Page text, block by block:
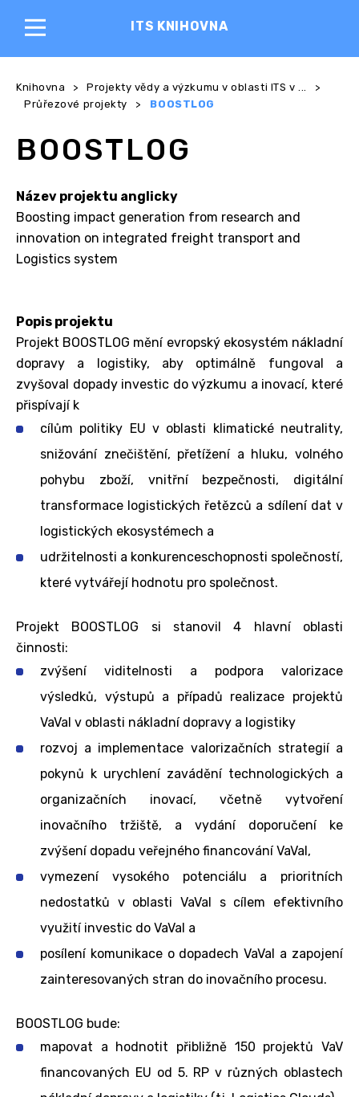
ITS KNIHOVNA
Knihovna > Projekty vědy a výzkumu v oblasti ITS v ...
>
Průřezové projekty
> BOOSTLOG
BOOSTLOG
Název projektu anglicky
Boosting impact generation from research and
innovation on integrated freight transport and
Logistics system
Popis projektu
Projekt BOOSTLOG mění evropský ekosystém nákladní
dopravy a logistiky, aby optimálně fungoval a
zvyšoval dopady investic do výzkumu a inovací, které
přispívají k
cílům politiky EU v oblasti klimatické neutrality,
snižování znečištění, přetížení a hluku, volného
pohybu zboží, vnitřní bezpečnosti, digitální
transformace logistických řetězců a sdílení dat v
logistických ekosystémech a
udržitelnosti a konkurenceschopnosti společností,
které vytvářejí hodnotu pro společnost.
Projekt BOOSTLOG si stanovil 4 hlavní oblasti
činnosti:
zvýšení viditelnosti a podpora valorizace
výsledků, výstupů a případů realizace projektů
VaVaI v oblasti nákladní dopravy a logistiky
rozvoj a implementace valorizačních strategií a
pokynů k urychlení zavádění technologických a
organizačních inovací, včetně vytvoření
inovačního tržiště, a vydání doporučení ke
zvýšení dopadu veřejného financování VaVaI,
vymezení vysokého potenciálu a prioritních
nedostatků v oblasti VaVaI s cílem efektivního
využití investic do VaVaI a
posílení komunikace o dopadech VaVaI a zapojení
zainteresovaných stran do inovačního procesu.
BOOSTLOG bude:
mapovat a hodnotit přibližně 150 projektů VaV
financovaných EU od 5. RP v různých oblastech